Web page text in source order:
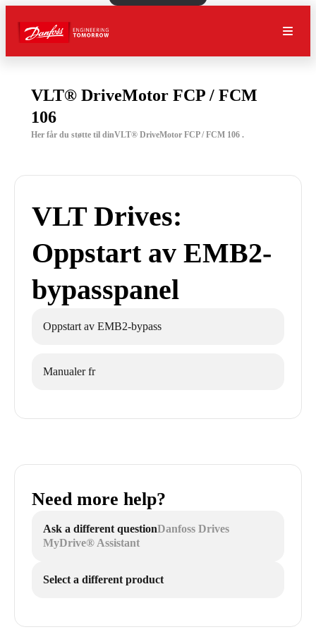
VLT® DriveMotor FCP / FCM
106
Her får du støtte til dinVLT® DriveMotor FCP / FCM 106 .
VLT Drives:
Oppstart av EMB2-
bypasspanel
Oppstart av EMB2-bypass
Manualer fr
Need more help?
Ask a different questionDanfoss Drives
MyDrive® Assistant
Select a different product